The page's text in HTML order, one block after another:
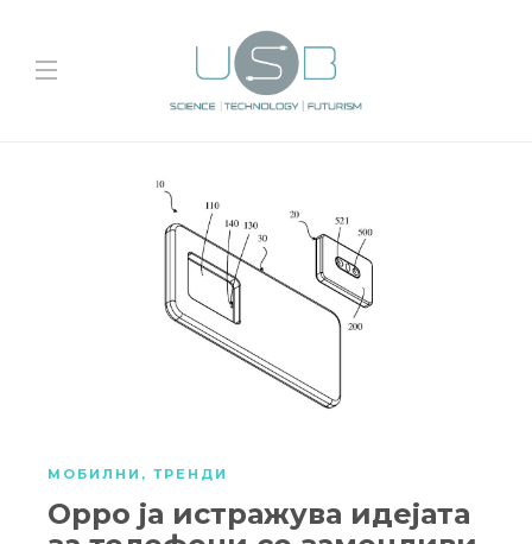
МОБИЛНИ , ТРЕНДИ
Oppo ја истражува идејата